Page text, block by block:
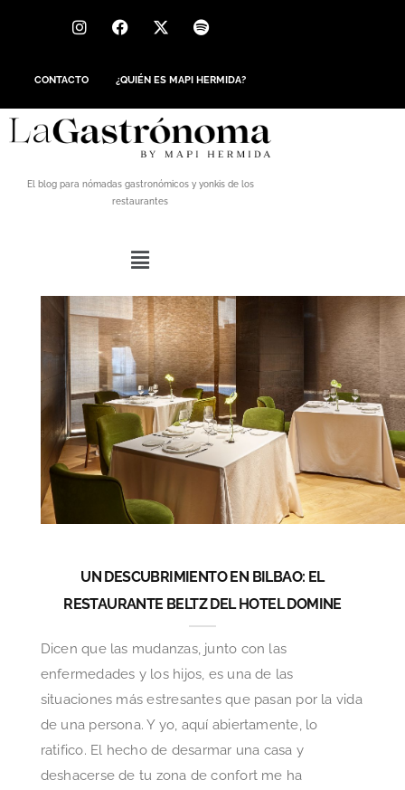
CONTACTO ¿QUIÉN ES MAPI HERMIDA?
El blog para nómadas gastronómicos y yonkis de los
restaurantes
UN DESCUBRIMIENTO EN BILBAO: EL
RESTAURANTE BELTZ DEL HOTEL DOMINE
Dicen que las mudanzas, junto con las
enfermedades y los hijos, es una de las
situaciones más estresantes que pasan por la vida
de una persona. Y yo, aquí abiertamente, lo
ratifico. El hecho de desarmar una casa y
deshacerse de tu zona de confort me ha